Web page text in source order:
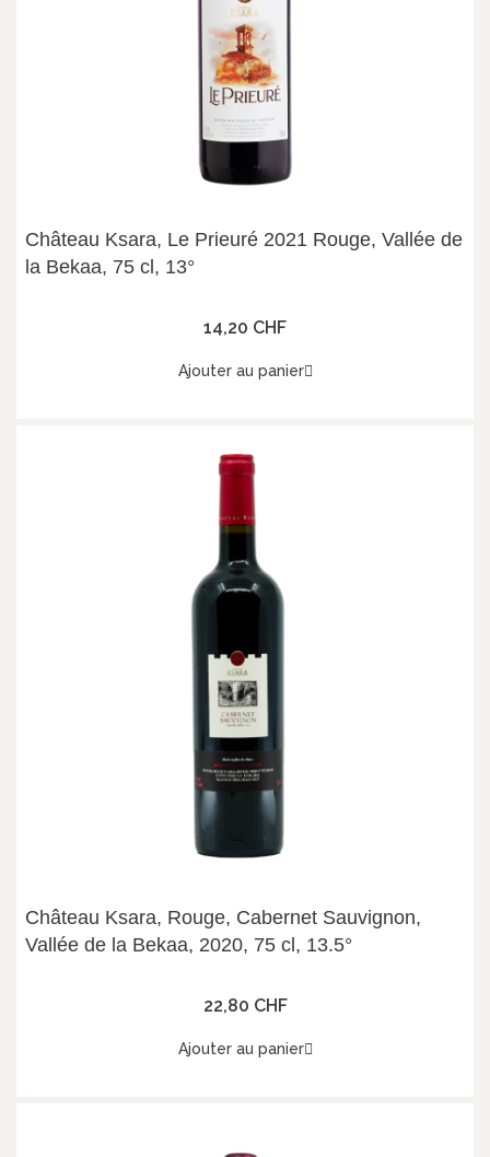
Château Ksara, Le Prieuré 2021 Rouge, Vallée de
la Bekaa, 75 cl, 13°
14,20 CHF
Ajouter au panier
Château Ksara, Rouge, Cabernet Sauvignon,
Vallée de la Bekaa, 2020, 75 cl, 13.5°
22,80 CHF
Ajouter au panier